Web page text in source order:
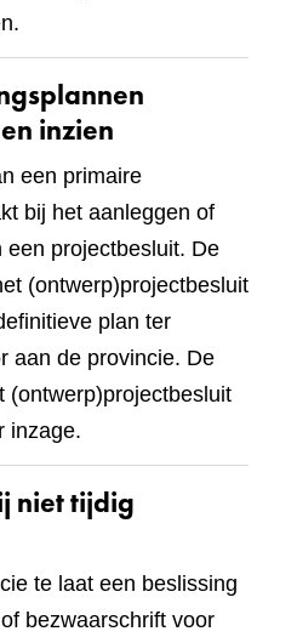
inzien
een primaire
bij het aanleggen of
een projectbesluit. De
(ontwerp)projectbesluit
plan ter
aan de provincie. De
(ontwerp)projectbesluit
inzage.
niet tijdig
te laat een beslissing
bezwaarschrift voor